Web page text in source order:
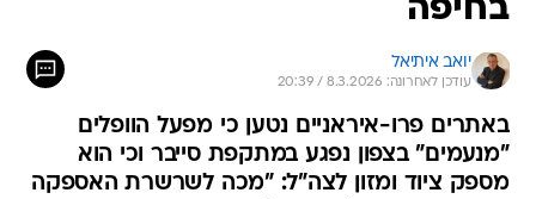
בחיפה
יואב איתיאל
עודכן לאחרונה: 8.3.2026 / 20:39
באתרים פרו-איראניים נטען כי מפעל הוופלים
"מנעמים" בצפון נפגע במתקפת סייבר וכי הוא
מספק ציוד ומזון לצה"ל: "מכה לשרשרת האספקה